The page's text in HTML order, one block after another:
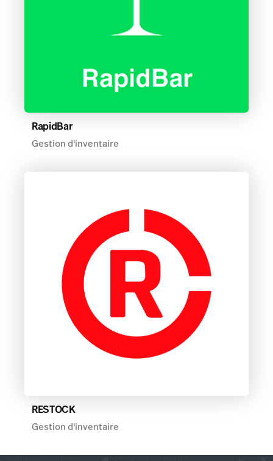
RapidBar
Gestion d'inventaire
RESTOCK
Gestion d'inventaire